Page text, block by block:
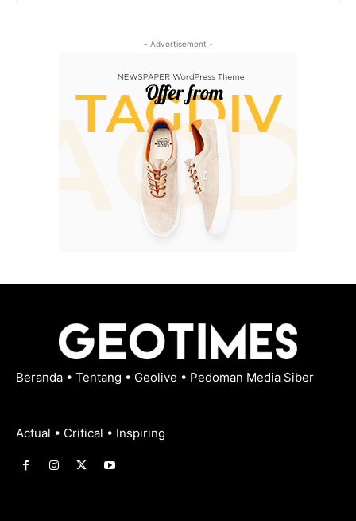
- Advertisement -
Beranda • Tentang • Geolive • Pedoman Media Siber
Actual • Critical • Inspiring